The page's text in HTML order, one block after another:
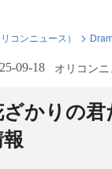
コンニュース）
09-18 オリコンニ
ざかりの